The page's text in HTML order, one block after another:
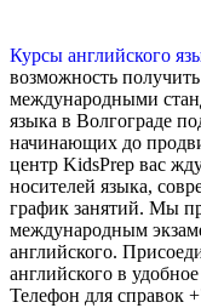
Курсы английского
возможность
международными
языка в Волгограде
начинающих до
центр KidsPrep вас
носителей языка,
график занятий. Мы
международным
английского.
английского в
Телефон для справок